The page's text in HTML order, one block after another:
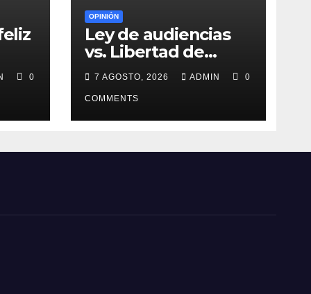
0
OPINIÓN
Ley de audiencias
vs. Libertad de
expresión
7 AGOSTO, 2026 ADMIN 0
COMMENTS